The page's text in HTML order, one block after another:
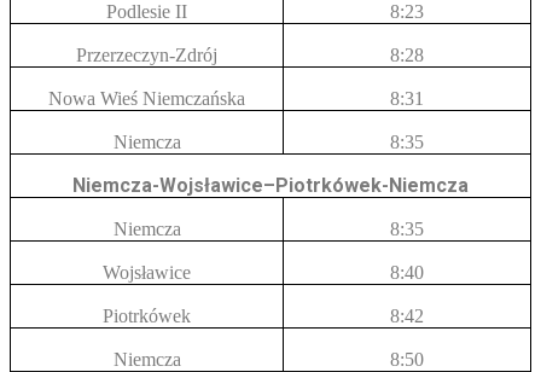
Podlesie II 8:23
Przerzeczyn-Zdrój 8:28
Nowa Wieś Niemczańska 8:31
Niemcza 8:35
Niemcza-Wojsławice–Piotrkówek-Niemcza
Niemcza 8:35
Wojsławice 8:40
Piotrkówek 8:42
Niemcza 8:50